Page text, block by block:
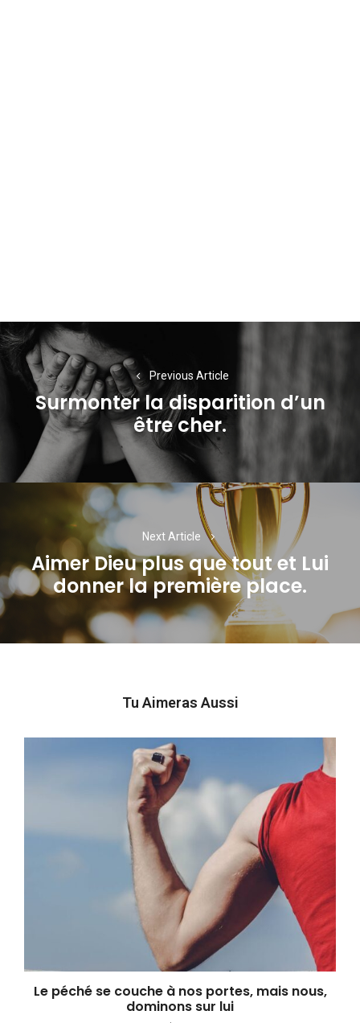
Navigation
de
l’article
Previous Article
Previous
post:
Surmonter la disparition d’un
être cher.
Next Article
Next
post:
Aimer Dieu plus que tout et Lui
donner la première place.
Tu Aimeras Aussi
Le péché se couche à nos portes, mais nous,
dominons sur lui